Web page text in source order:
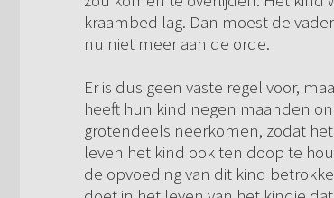
kraambed lag. Dan moest de
nu niet meer aan de orde.
Er is dus geen vaste regel voor,
heeft hun kind negen maanden
grotendeels neerkomen, zodat
leven het kind ook ten doop te
de opvoeding van dit kind